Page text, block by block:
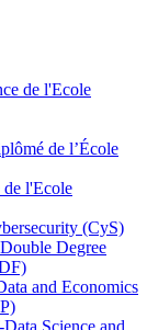
de l'Ecole
de l’École
l'Ecole
(CyS)
Degree
and Economics
Science and